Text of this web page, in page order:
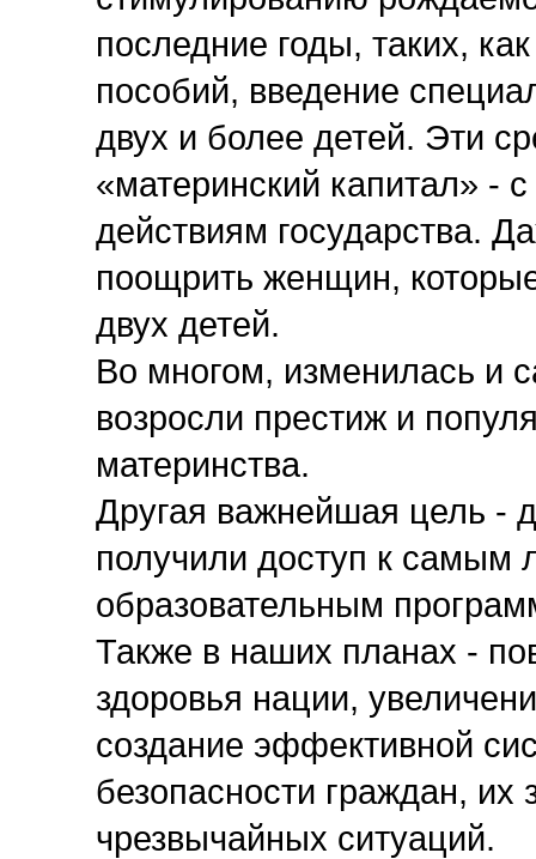
последние годы, таких,
пособий, введение
двух и более детей. Эти
«материнский капитал» -
действиям государства.
поощрить женщин,
двух детей.
Во многом, изменилась и
возросли престиж и
материнства.
Другая важнейшая цель -
получили доступ к
образовательным
Также в наших планах -
здоровья нации,
создание эффективной
безопасности граждан, их
чрезвычайных ситуаций.